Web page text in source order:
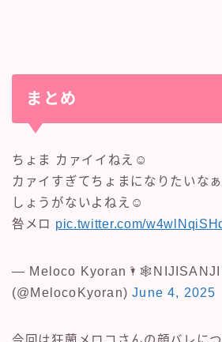
まとめ
ちょま カァイイねえ☺️
カァイすぎてちょまになりたいな
しょうがないよねえ☺️
咎メロ pic.twitter.com/
— Meloco Kyoran🌂🕸NIJISANJI
(@MelocoKyoran)June 4, 2025